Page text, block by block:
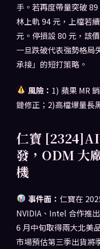
手。若再度帶量突破
林上軌 94 元，上檔若
元。停損設 80 元，該
一旦跌破代表強勢格局
承接」的短打策略。
風險： 1) 蘋果 MR
鏈修正；2)高檔爆量長
仁寶 [2324]AI
發，ODM 大
機
事件面： 仁寶在
NVIDIA、Intel 合作推
6 月中旬取得兩大北美
市場預估第三季出貨將